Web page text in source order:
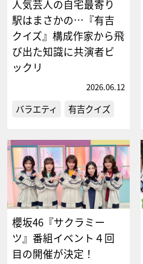
人気芸人の自宅最寄り
駅はまさかの…『有吉
クイズ』構成作家から飛
び出た知識に共演者ビ
ックリ
2026.06.12
バラエティ 有吉クイズ
櫻坂46『サクラミー
ツ』番組イベント４回
目の開催が決定！